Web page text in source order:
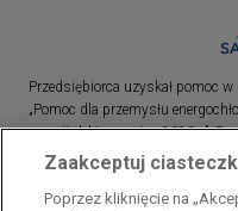
Przedsiębiorca uzyskał pomoc
„Pomoc dla przemysłu
energii elektrycznej w 2023 r.”.
programu rządowego pod
związana z nagłymi wzrostami
2022 r.”
Zaakceptuj
Poprzez kliknięcie na